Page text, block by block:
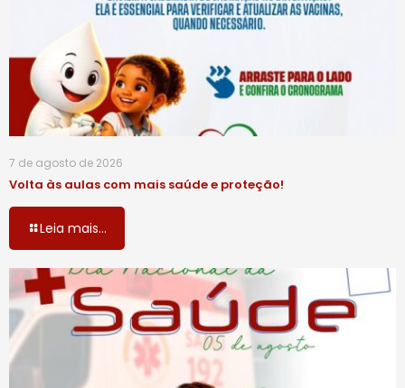
7 de agosto de 2026
Volta às aulas com mais saúde e proteção!
Leia mais...